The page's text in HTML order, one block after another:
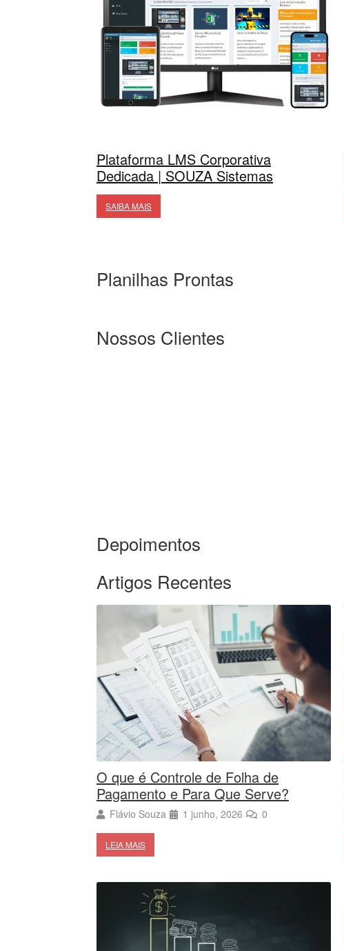
Plataforma LMS Corporativa
Dedicada | SOUZA Sistemas
SAIBA MAIS
Planilhas Prontas
Nossos Clientes
Depoimentos
Artigos Recentes
O que é Controle de Folha de
Pagamento e Para Que Serve?
Flávio Souza 1 junho, 2026 0
LEIA MAIS